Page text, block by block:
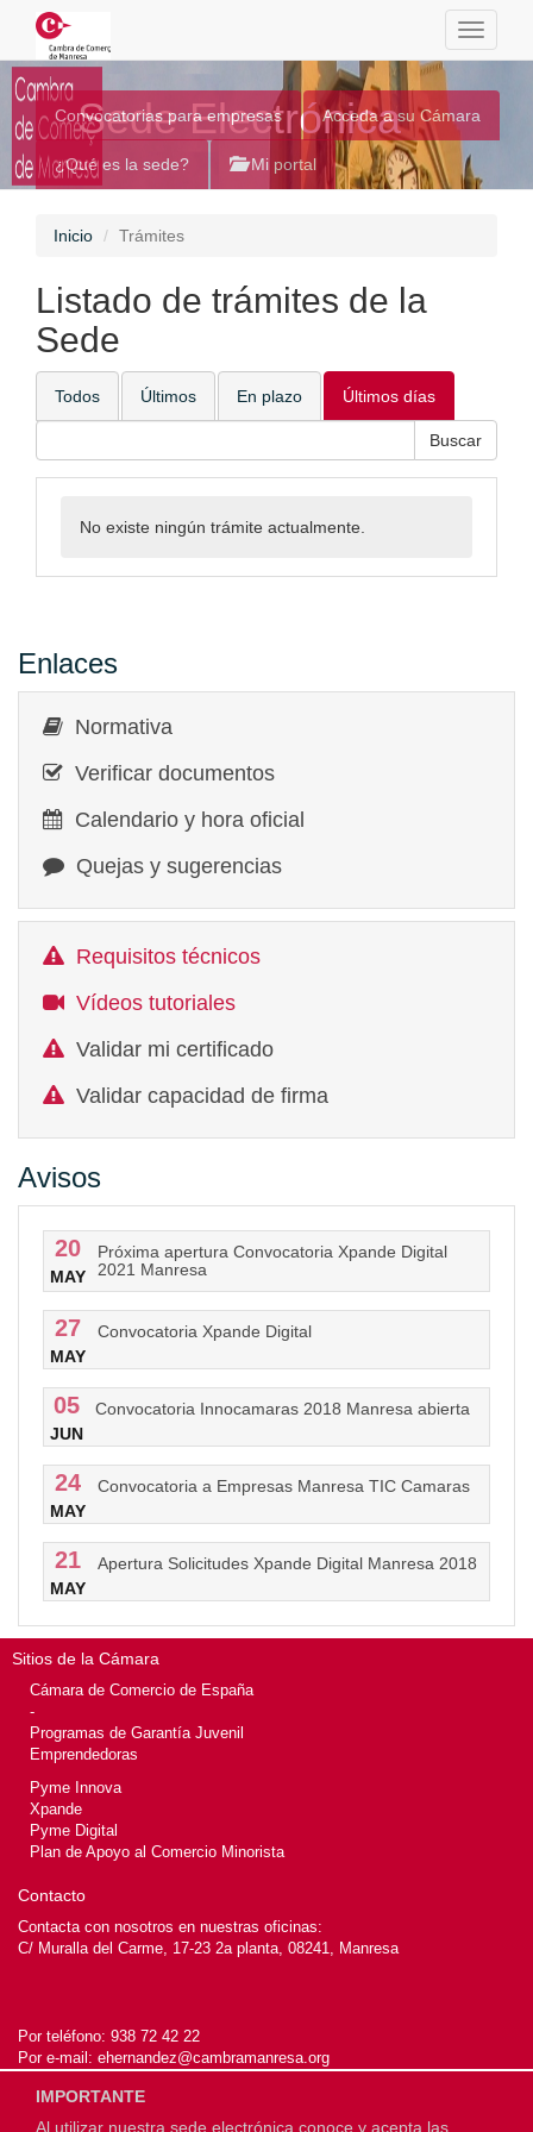
Toggle
Sede Electrónica
Convocatorias para empresas Acceda a su Cámara
¿Qué es la sede? Mi portal
Inicio Trámites
Listado de trámites de la
Sede
Todos Últimos En plazo Últimos días
No existe ningún trámite actualmente.
Enlaces
Normativa
Verificar documentos
Calendario y hora oficial
Quejas y sugerencias
Requisitos técnicos
Vídeos tutoriales
Validar mi certificado
Validar capacidad de firma
Avisos
20
MAY
Próxima apertura Convocatoria Xpande Digital
2021 Manresa
27
MAY
Convocatoria Xpande Digital
05
JUN
Convocatoria Innocamaras 2018 Manresa abierta
24
MAY
Convocatoria a Empresas Manresa TIC Camaras
21
MAY
Apertura Solicitudes Xpande Digital Manresa 2018
Sitios de la Cámara
Cámara de Comercio de España
-
Programas de Garantía Juvenil
Emprendedoras
Pyme Innova
Xpande
Pyme Digital
Plan de Apoyo al Comercio Minorista
Contacto
Contacta con nosotros en nuestras oficinas:
C/ Muralla del Carme, 17-23 2a planta, 08241, Manresa
Por teléfono: 938 72 42 22
Por e-mail: ehernandez@cambramanresa.org
IMPORTANTE
Al utilizar nuestra sede electrónica conoce y acepta las